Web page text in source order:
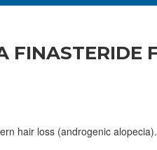
hair loss (androgenic